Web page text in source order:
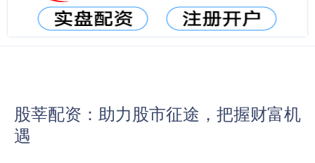
股莘配资：助力股市征途，把握财富机
遇